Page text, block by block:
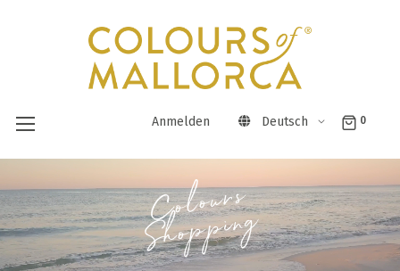
Anmelden Deutsch 0
zum
Inhalt
Colours
Shopping